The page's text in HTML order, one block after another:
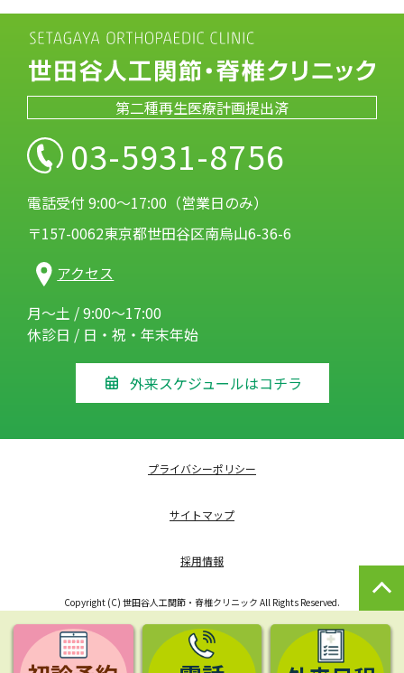
第二種再生医療計画提出済
03-5931-8756
電話受付 9:00～17:00（営業日のみ）
〒157-0062東京都世田谷区南烏山6-36-6
アクセス
月～土 / 9:00～17:00
休診日 / 日・祝・年末年始
外来スケジュールはコチラ
プライバシーポリシー
サイトマップ
採用情報
Copyright (C) 世田谷人工関節・脊椎クリニック All Rights Reserved.